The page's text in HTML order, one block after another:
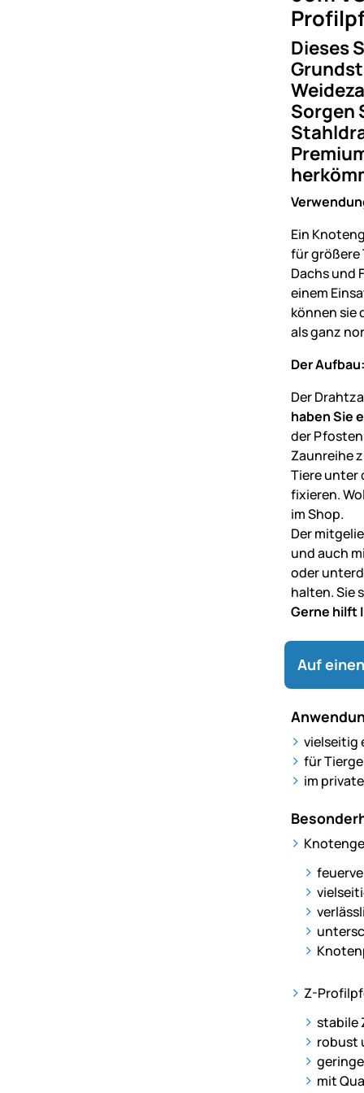
Dieses
Sorgen
Ein
für größere
Dachs und
einem
können sie
als ganz
Der Aufbau:
Der
haben Sie
der Pfosten
Zaunreihe
Tiere unter
fixieren.
im Shop.
Der
und auch
oder
halten. Sie
Gerne hilft
Auf
vielseitig
für
im
Z-
stabile
robust
mit